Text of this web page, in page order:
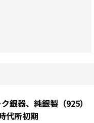
銀器、純銀製（925）
代所初期